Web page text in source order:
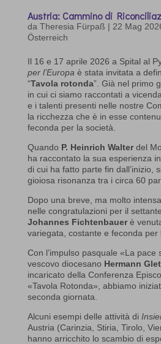
Austria: Cammino di
da Theresia Fürpaß | 22 Mag
Österreich
Il 16 e 17 aprile 2026 a Spital al
per l’Europa è stata invitata a
“Tavola rotonda”. Già nel primo
in cui ci siamo raccontati a
e i talenti presenti nelle nostre
la ricchezza che è in esse
feconda per la società.
Quando P. Heinrich Walterdel
ha raccontato la sua esperienza in
di cui ha fatto parte fin dall’inizio,
gioiosa risonanza tra i circa 60
Dopo una breve, ma molto
nelle congratulazioni per il
Johannes Fichtenbauerè
variegata, costante e feconda per
Con l’impulso pasquale «La pace
vescovo diocesano Hermann
incaricato della Conferenza
«Tavola Rotonda», abbiamo
seconda giornata.
Alcuni esempi delle attività di
Austria (Carinzia, Stiria, Tirolo,
hanno arricchito lo scambio di